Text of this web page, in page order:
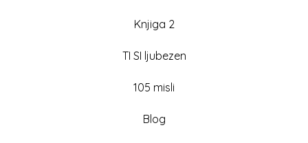
Knjiga 2
TI SI ljubezen
105 misli
Blog